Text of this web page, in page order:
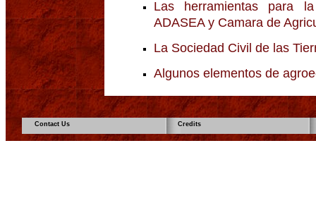
Las herramientas para
ADASEA y Camara de
La Sociedad Civil de las
Algunos elementos de
Contact Us Credits